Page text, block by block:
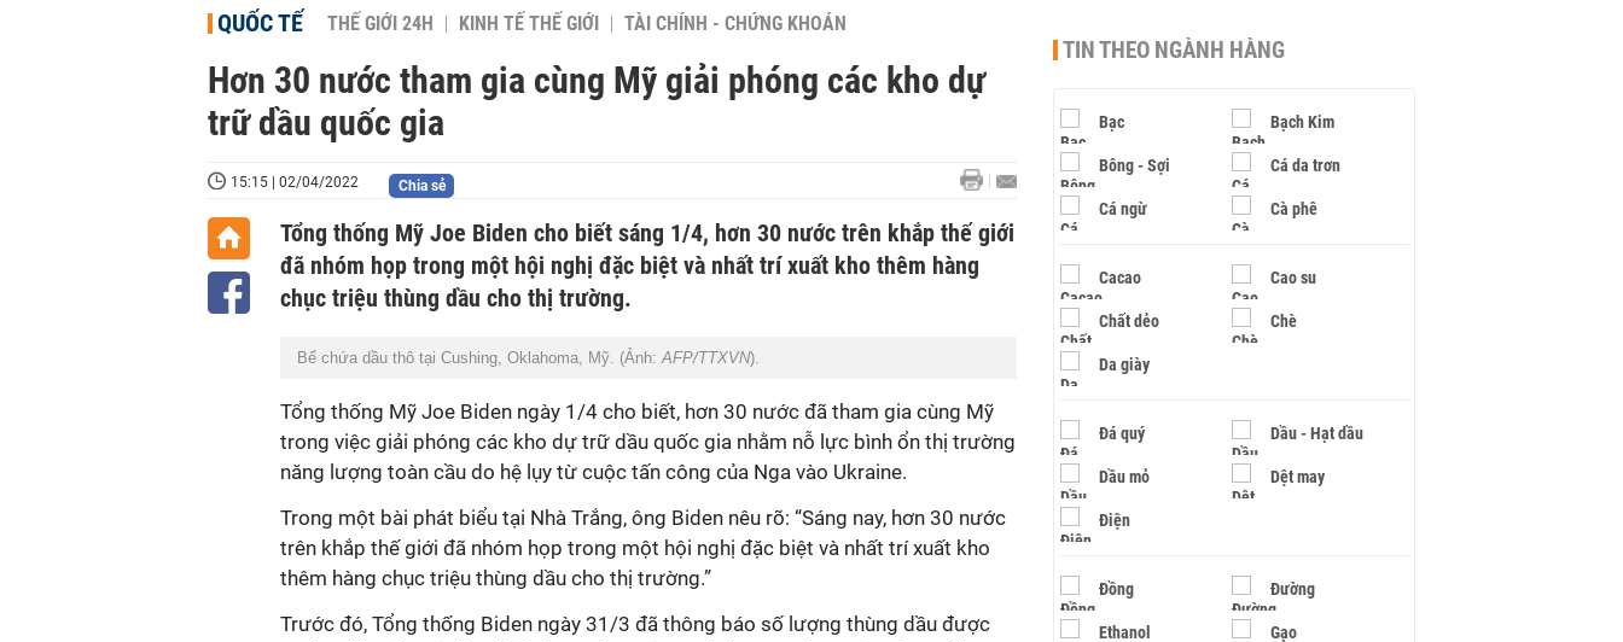
QUỐC TẾ THẾ GIỚI 24H KINH TẾ THẾ GIỚI TÀI CHÍNH - CHỨNG KHOÁN
Hơn 30 nước tham gia cùng Mỹ giải phóng các kho dự
trữ dầu quốc gia
15:15 | 02/04/2022 Chia sẻ
Tổng thống Mỹ Joe Biden cho biết sáng 1/4, hơn 30 nước trên khắp thế giới
đã nhóm họp trong một hội nghị đặc biệt và nhất trí xuất kho thêm hàng
chục triệu thùng dầu cho thị trường.
Bể chứa dầu thô tại Cushing, Oklahoma, Mỹ. (Ảnh:AFP/TTXVN).
Tổng thống Mỹ Joe Biden ngày 1/4 cho biết, hơn 30 nước đã tham gia cùng Mỹ
trong việc giải phóng các kho dự trữ dầu quốc gia nhằm nỗ lực bình ổn thị trường
năng lượng toàn cầu do hệ lụy từ cuộc tấn công của Nga vào Ukraine.
Trong một bài phát biểu tại Nhà Trắng, ông Biden nêu rõ: “Sáng nay, hơn 30 nước
trên khắp thế giới đã nhóm họp trong một hội nghị đặc biệt và nhất trí xuất kho
thêm hàng chục triệu thùng dầu cho thị trường.”
Trước đó, Tổng thống Biden ngày 31/3 đã thông báo số lượng thùng dầu được
TIN THEO NGÀNH HÀNG
Bạc Bạch Kim
Bông - Sợi Cá da trơn
Cá ngừ Cà phê
Cacao Cao su
Chất dẻo Chè
Da giày
Đá quý Dầu - Hạt dầu
Dầu mỏ Dệt may
Điện
Đồng Đường
Ethanol Gạo